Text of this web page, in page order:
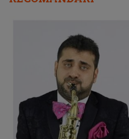
CE S-A ÎNTÂMPLAT în
Selciuc s-a prăbușit
apropiații
revoltat pe cei care au
vă este rușine!